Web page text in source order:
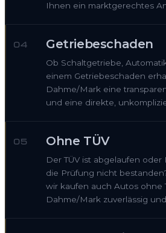
Ihnen ein marktgerechtes
04 Getriebeschaden
Ob Schaltgetriebe,
einem Getriebeschaden
Dahme/Mark eine
und eine direkte,
05 Ohne TÜV
Der TÜV ist abgelaufen
die Prüfung nicht
wir kaufen auch Autos ohne
Dahme/Mark zuverlässig